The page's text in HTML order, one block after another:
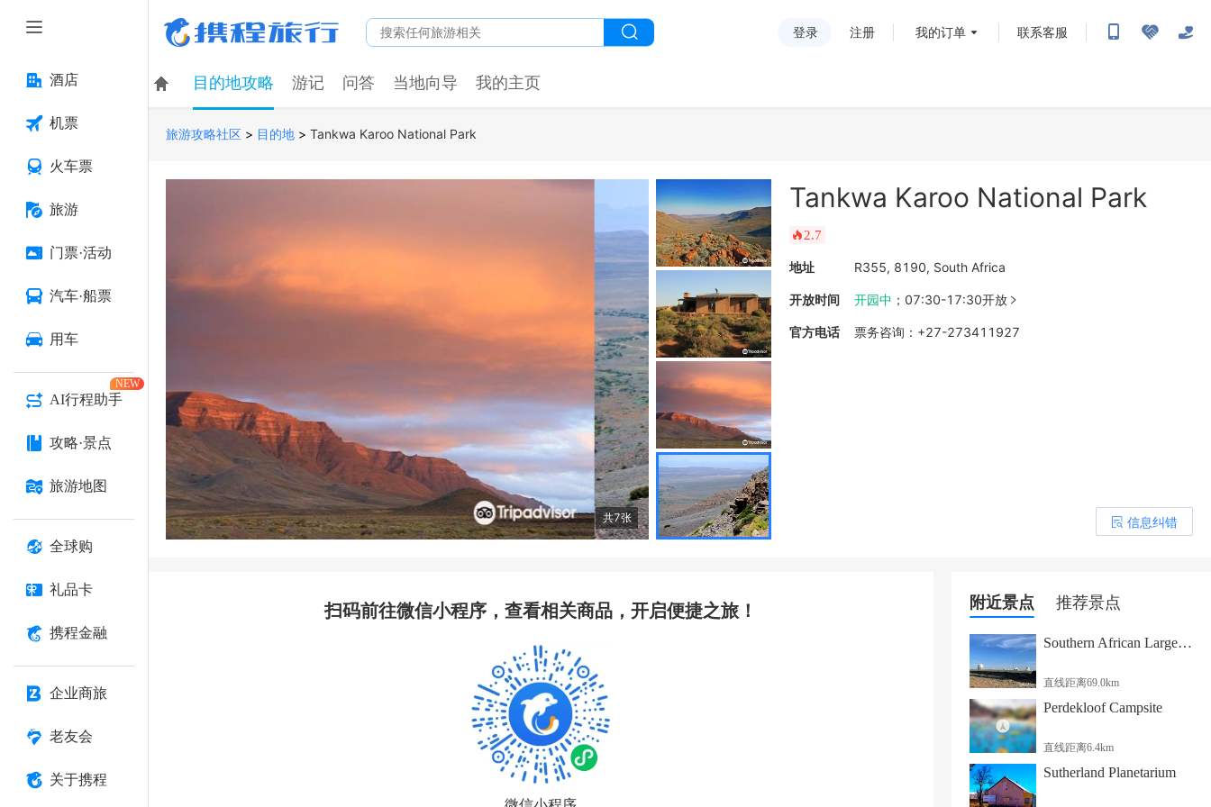
酒店
机票
火车票
旅游
门票·活动
汽车·船票
用车
AI行程助手
NEW
攻略·景点
旅游地图
全球购
礼品卡
携程金融
企业商旅
老友会
关于携程
登录 注册 我的订单 联系客服
目的地攻略 游记 问答 当地向导 我的主页
旅游攻略社区 > 目的地 > Tankwa Karoo National Park
共7张
Tankwa Karoo National Park
󰺂 2.7
地址 R355, 8190, South Africa
开放时间 开园中 ； 07:30-17:30开放 
官方电话 票务咨询 ： +27-273411927
󰎒 信息纠错
扫码前往微信小程序，查看相关商品，开启便捷之旅！ 附近景点 推荐景点
Southern African Large Telescope
直线距离69.0km
Perdekloof Campsite
直线距离6.4km
Sutherland Planetarium